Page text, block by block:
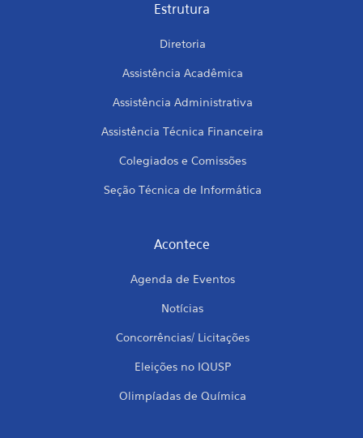
Estrutura
Diretoria
Assistência Acadêmica
Assistência Administrativa
Assistência Técnica Financeira
Colegiados e Comissões
Seção Técnica de Informática
Acontece
Agenda de Eventos
Notícias
Concorrências/ Licitações
Eleições no IQUSP
Olimpíadas de Química